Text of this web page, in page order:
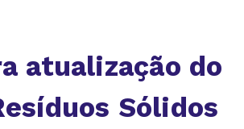
atualização do
Sólidos